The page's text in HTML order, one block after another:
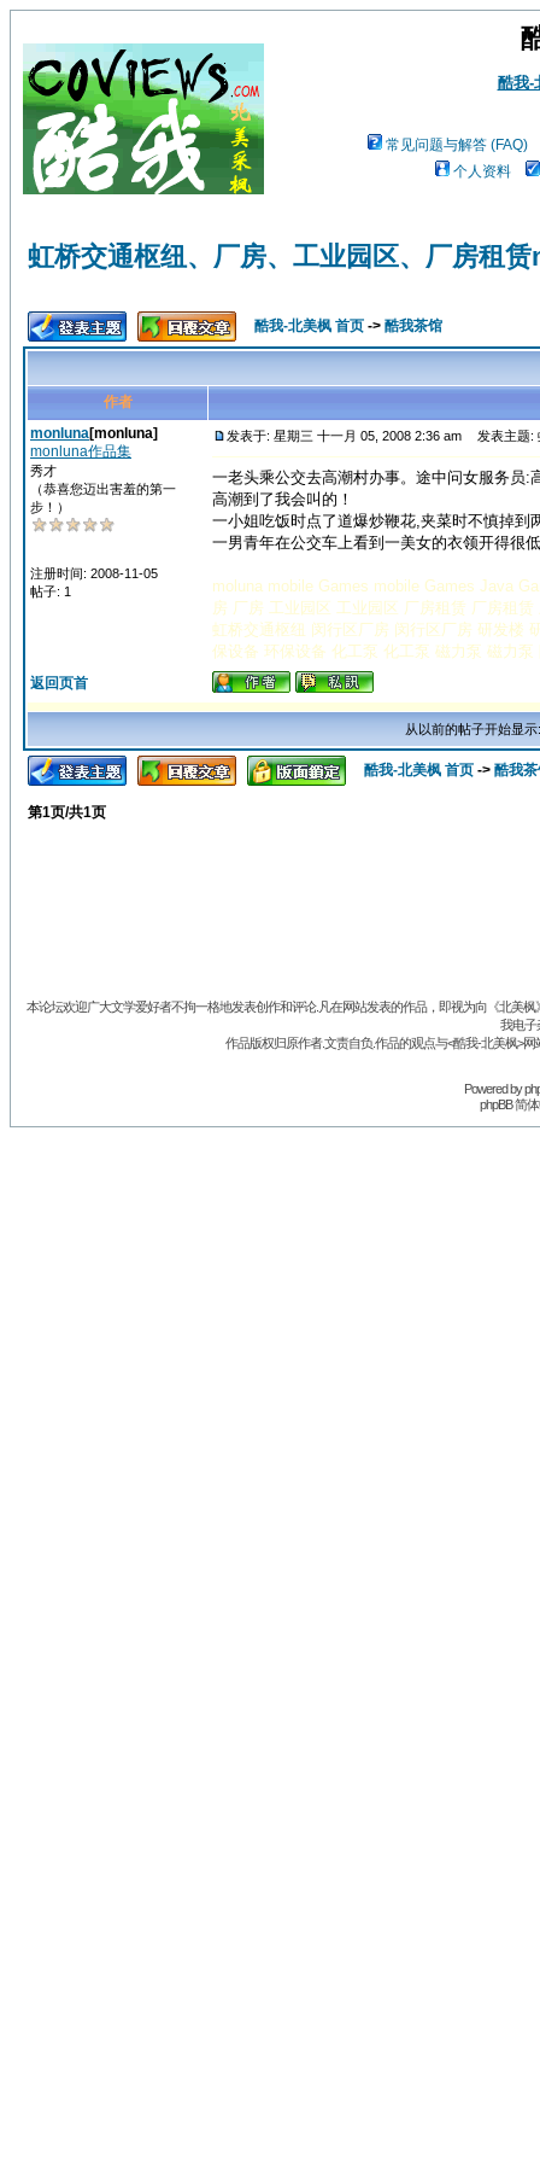
酷我-
常见问题与解答 (FAQ)
个人资料
虹桥交通枢纽、厂房、工业园区、厂房租
酷我-北美枫 首页 -> 酷我茶馆
作者
monluna[monluna]
monluna作品集
秀才
（恭喜您迈出害羞的第一
步！）
注册时间: 2008-11-05
帖子: 1
发表于: 星期三 十一月 05, 2008 2:36 am 发表主题:
一老头乘公交去高潮村办事。途中问女服务员
高潮到了我会叫的！
一小姐吃饭时点了道爆炒鞭花,夹菜时不慎掉
一男青年在公交车上看到一美女的衣领开得很
moluna mobile Games mobile Games Java
房 厂房 工业园区 工业园区 厂房租赁 厂房租赁
虹桥交通枢纽 闵行区厂房 闵行区厂房 研发楼
保设备 环保设备 化工泵 化工泵 磁力泵 磁力泵
返回页首
从以前的帖子开始显
酷我-北美枫 首页 -> 酷我
第1页/共1页
本论坛欢迎广大文学爱好者不拘一格地发表创作和评论.凡在网站发表的作品，即视为向《北美
我电子
作品版权归原作者.文责自负.作品的观点与<酷我-北美枫>
Powered by
phpBB 简